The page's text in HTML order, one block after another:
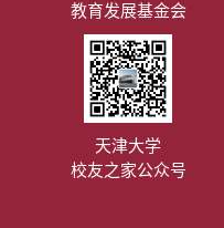
教育发展基金会
天津大学
校友之家公众号